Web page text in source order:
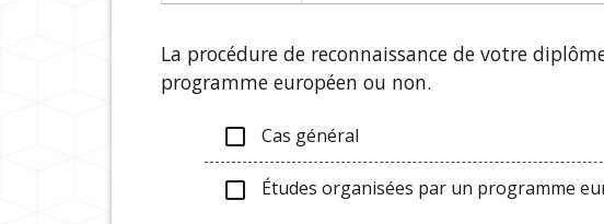
La procédure de reconnaissance de votre
programme européen ou non.
check_box_outline_blank Cas général
check_box_outline_blank Études organisées par un programme